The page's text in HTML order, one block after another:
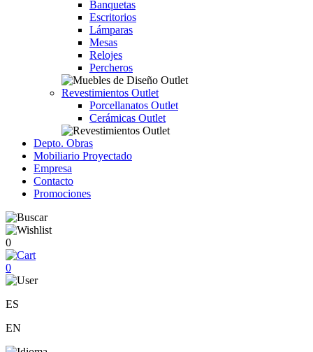
Banquetas
Escritorios
Lámparas
Mesas
Relojes
Percheros
Revestimientos Outlet
Porcellanatos Outlet
Cerámicas Outlet
Depto. Obras
Mobiliario Proyectado
Empresa
Contacto
Promociones
0
0
ES
EN